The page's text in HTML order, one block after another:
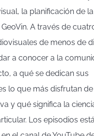
la planificación de
A través de
de menos de
a conocer a la
a qué se dedican sus
lo que más disfrutan
y qué significa la
Los episodios